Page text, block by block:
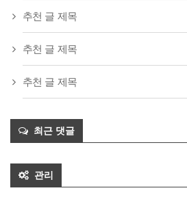
추천 글 제목
추천 글 제목
추천 글 제목
최근 댓글
관리